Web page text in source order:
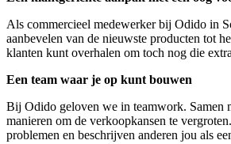
Als commercieel medewerker bij Odido in
aanbevelen van de nieuwste producten tot
klanten kunt overhalen om toch nog die
Een team waar je op kunt bouwen
Bij Odido geloven we in teamwork. Samen
manieren om de verkoopkansen te
problemen en beschrijven anderen jou als